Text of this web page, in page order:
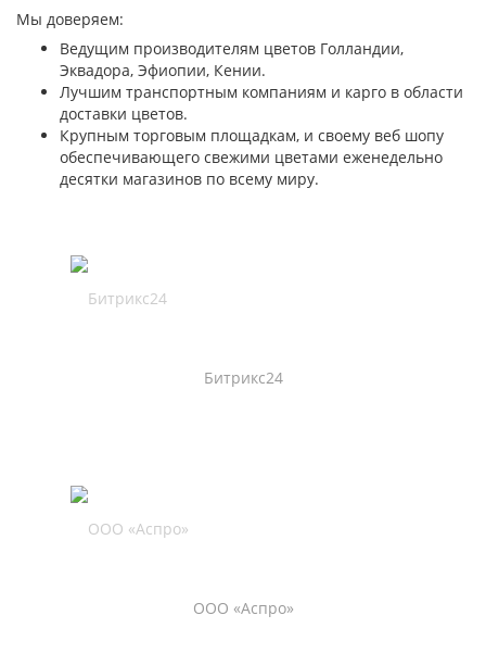
Мы доверяем:
Ведущим производителям цветов Голландии,
Эквадора, Эфиопии, Кении.
Лучшим транспортным компаниям и карго в области
доставки цветов.
Крупным торговым площадкам, и своему веб шопу
обеспечивающего свежими цветами еженедельно
десятки магазинов по всему миру.
Битрикс24
ООО «Аспро»